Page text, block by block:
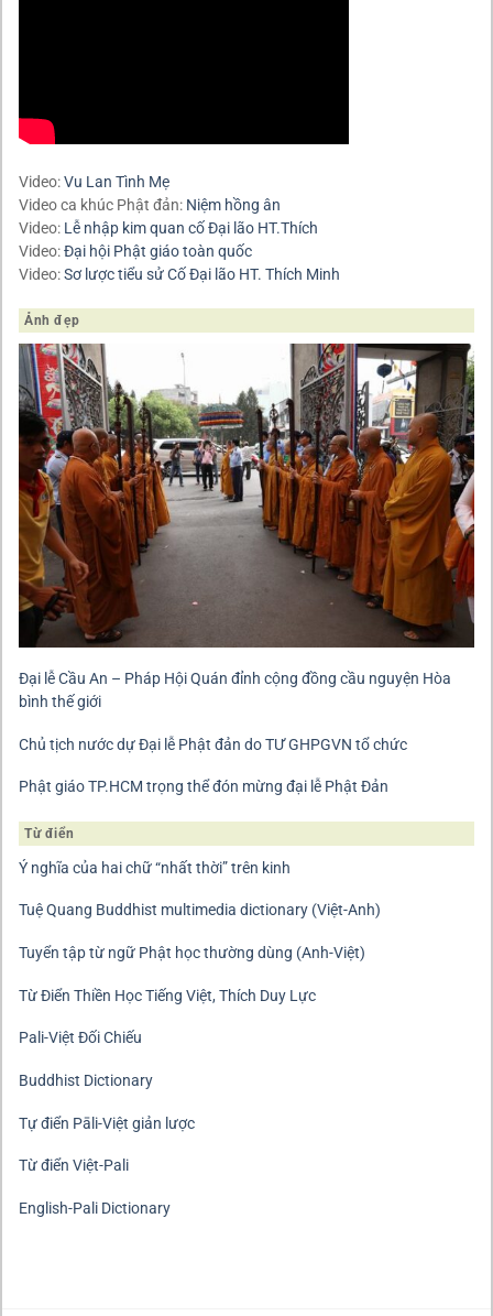
Video:Vu Lan Tình Mẹ
Video ca khúc Phật đản: Niệm hồng ân
Video: Lễ nhập kim quan cố Đại lão HT.Thích
Video:Đại hội Phật giáo toàn quốc
Video:Sơ lược tiểu sử Cố Đại lão HT. Thích Minh
Ảnh đẹp
Đại lễ Cầu An – Pháp Hội Quán đỉnh cộng đồng cầu nguyện Hòa
bình thế giới
Chủ tịch nước dự Đại lễ Phật đản do TƯ GHPGVN tổ chức
Phật giáo TP.HCM trọng thể đón mừng đại lễ Phật Đản
Từ điển
Ý nghĩa của hai chữ “nhất thời” trên kinh
Tuệ Quang Buddhist multimedia dictionary (Việt-Anh)
Tuyển tập từ ngữ Phật học thường dùng (Anh-Việt)
Từ Điển Thiền Học Tiếng Việt, Thích Duy Lực
Pali-Việt Đối Chiếu
Buddhist Dictionary
Tự điển Pāli-Việt giản lược
Từ điển Việt-Pali
English-Pali Dictionary